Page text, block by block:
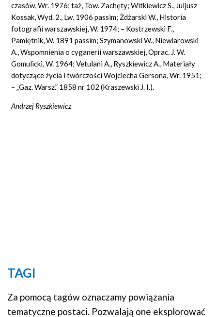
czasów, Wr. 1976; taż, Tow. Zachęty; Witkiewicz S., Juljusz
Kossak, Wyd. 2., Lw. 1906 passim; Żdżarski W., Historia
fotografii warszawskiej, W. 1974; – Kostrzewski F.,
Pamiętnik, W. 1891 passim; Szymanowski W., Niewiarowski
A., Wspomnienia o cyganerii warszawskiej, Oprac. J. W.
Gomulicki, W. 1964; Vetulani A., Ryszkiewicz A., Materiały
dotyczące życia i twórczości Wojciecha Gersona, Wr. 1951;
– „Gaz. Warsz.” 1858 nr 102 (Kraszewski J. I.).
Andrzej Ryszkiewicz
TAGI
Za pomocą tagów oznaczamy powiązania
tematyczne postaci. Pozwalają one eksplorować